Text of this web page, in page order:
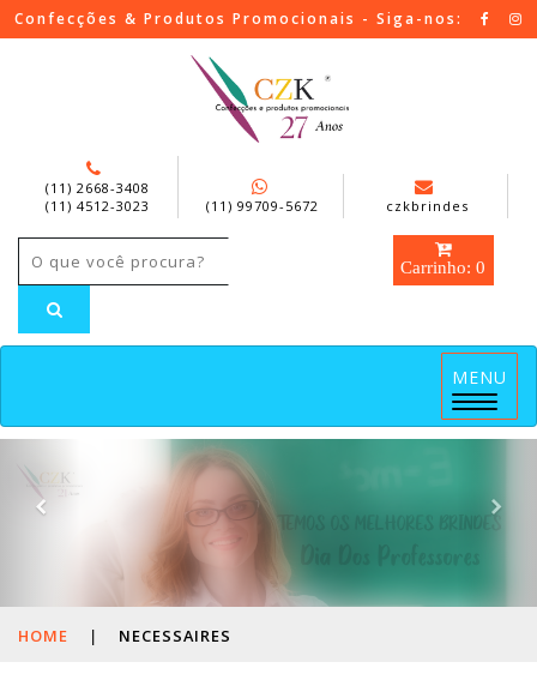
Confecções & Produtos Promocionais - Siga-nos:
(11) 2668-3408
(11) 4512-3023
(11) 99709-5672 czkbrindes
Carrinho: 0
MENU
Menu
HOME | NECESSAIRES